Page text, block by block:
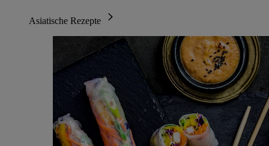
Asiatische Rezepte